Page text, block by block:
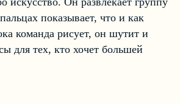
показывает, что и как
команда рисует, он шутит и
для тех, кто хочет большей